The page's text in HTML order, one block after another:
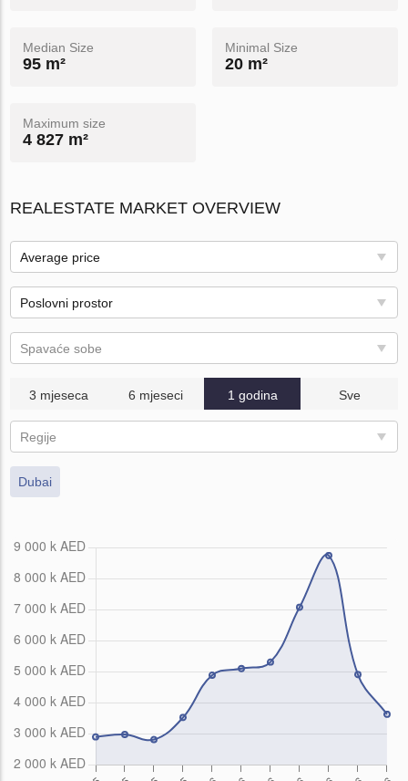
Median Size
95 m²
Minimal Size
20 m²
Maximum size
4 827 m²
REALESTATE MARKET OVERVIEW
Average price
Poslovni prostor
Spavaće sobe
3 mjeseca 6 mjeseci 1 godina Sve
Regije
Dubai